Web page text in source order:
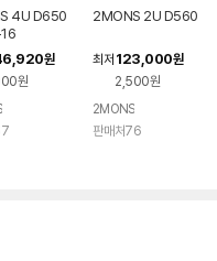
4U D650
원
원
2MONS 2U D560
최저 123,000원
2,500원
2MONS
판매처76